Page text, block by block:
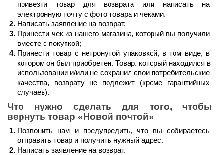
привезти товар для возврата или написать на
электронную почту с фото товара и чеками.
Написать заявление на возврат.
Принести чек из нашего магазина, который вы получили
вместе с покупкой;
Принести товар с нетронутой упаковкой, в том виде, в
котором он был приобретен. Товар, который находился в
использовании и/или не сохранил свои потребительские
качества, возврату не подлежит (кроме гарантийных
случаев).
Что нужно сделать для того, чтобы
вернуть товар «Новой почтой»
Позвонить нам и предупредить, что вы собираетесь
отправить товар и получить нужный адрес.
Написать заявление на возврат.